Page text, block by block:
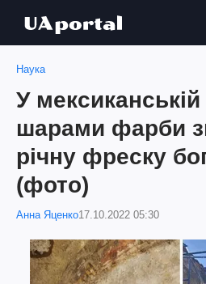
Наука
У мексиканській
шарами фарби
річну фреску
(фото)
Анна Яценко17.10.2022 05:30